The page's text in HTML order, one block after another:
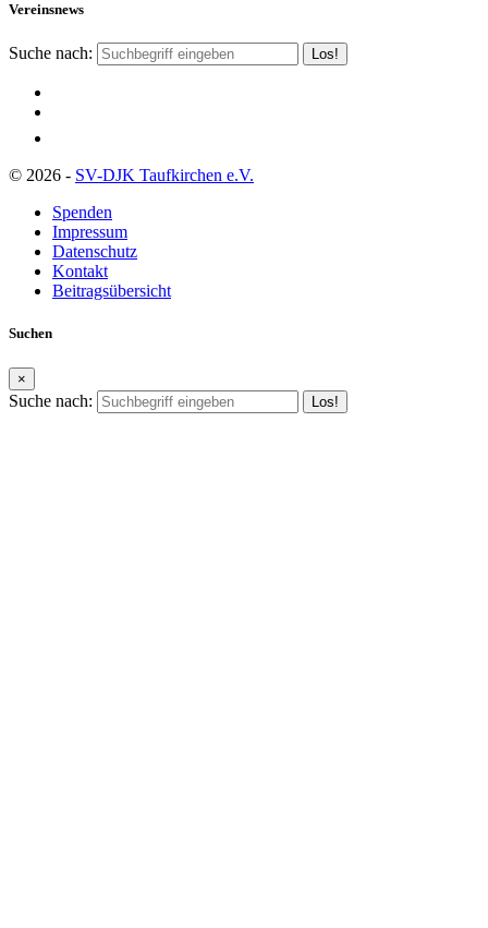
Vereinsnews
Suche nach:
© 2026 - SV-DJK Taufkirchen e.V.
Spenden
Impressum
Datenschutz
Kontakt
Beitragsübersicht
Suchen
×
Suche nach: